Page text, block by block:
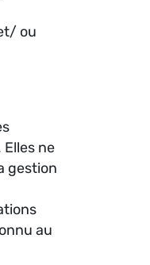
ou
ne
gestion
au